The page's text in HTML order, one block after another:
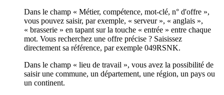
Dans le champ « Métier, compétence, mot-clé, n° d'offre »,
vous pouvez saisir, par exemple, « serveur », « anglais »,
« brasserie » en tapant sur la touche « entrée » entre chaque
mot. Vous recherchez une offre précise ? Saisissez
directement sa référence, par exemple 049RSNK.
Dans le champ « lieu de travail », vous avez la possibilité de
saisir une commune, un département, une région, un pays ou
un continent.